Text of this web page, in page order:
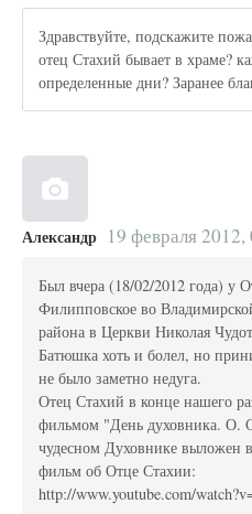
Здравствуйте, подскажите
отец Стахий бывает в храме?
определенные дни? Заранее
Александр 19 февраля 2012,
Был вчера (18/02/2012 года) у
Филипповское во
района в Церкви Николая
Батюшка хоть и болел, но
не было заметно недуга.
Отец Стахий в конце нашего
фильмом "День духовника. О.
чудесном Духовнике выложен
фильм об Отце Стахии:
http://www.youtube.com/